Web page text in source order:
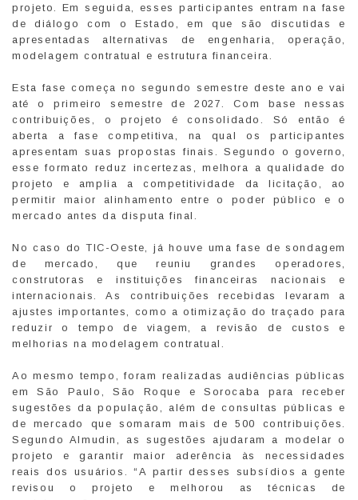
projeto. Em seguida, esses participantes entram na fase
de diálogo com o Estado, em que são discutidas e
apresentadas alternativas de engenharia, operação,
modelagem contratual e estrutura financeira.
Esta fase começa no segundo semestre deste ano e vai
até o primeiro semestre de 2027. Com base nessas
contribuições, o projeto é consolidado. Só então é
aberta a fase competitiva, na qual os participantes
apresentam suas propostas finais. Segundo o governo,
esse formato reduz incertezas, melhora a qualidade do
projeto e amplia a competitividade da licitação, ao
permitir maior alinhamento entre o poder público e o
mercado antes da disputa final.
No caso do TIC-Oeste, já houve uma fase de sondagem
de mercado, que reuniu grandes operadores,
construtoras e instituições financeiras nacionais e
internacionais. As contribuições recebidas levaram a
ajustes importantes, como a otimização do traçado para
reduzir o tempo de viagem, a revisão de custos e
melhorias na modelagem contratual.
Ao mesmo tempo, foram realizadas audiências públicas
em São Paulo, São Roque e Sorocaba para receber
sugestões da população, além de consultas públicas e
de mercado que somaram mais de 500 contribuições.
Segundo Almudin, as sugestões ajudaram a modelar o
projeto e garantir maior aderência às necessidades
reais dos usuários. “A partir desses subsídios a gente
revisou o projeto e melhorou as técnicas de